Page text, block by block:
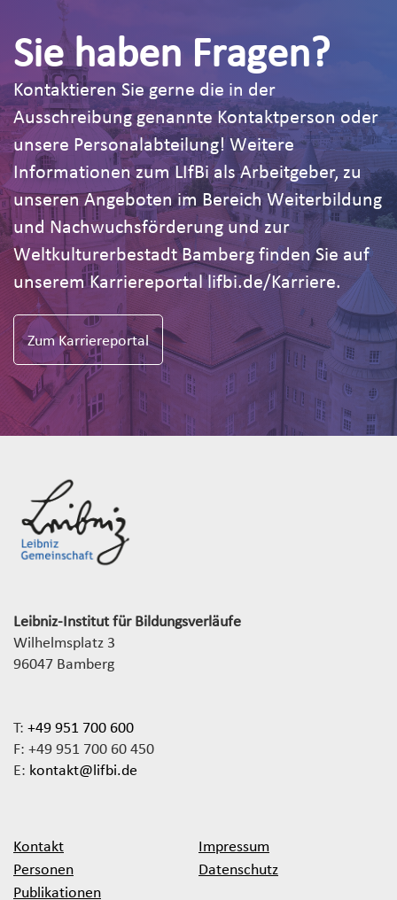
Sie haben Fragen?
Kontaktieren Sie gerne die in der
Ausschreibung genannte Kontaktperson oder
unsere Personalabteilung! Weitere
Informationen zum LIfBi als Arbeitgeber, zu
unseren Angeboten im Bereich Weiterbildung
und Nachwuchsförderung und zur
Weltkulturerbestadt Bamberg finden Sie auf
unserem Karriereportal lifbi.de/Karriere.
Zum Karriereportal
Leibniz-Institut für Bildungsverläufe
Wilhelmsplatz 3
96047 Bamberg
T: +49 951 700 600
F: +49 951 700 60 450
E: kontakt@lifbi.de
Kontakt
Personen
Publikationen
Impressum
Datenschutz